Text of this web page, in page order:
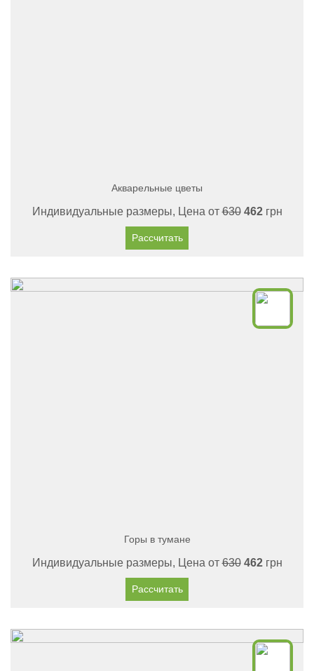
Акварельные цветы
Индивидуальные размеры, Цена от630 462грн
Рассчитать
Горы в тумане
Индивидуальные размеры, Цена от630 462грн
Рассчитать